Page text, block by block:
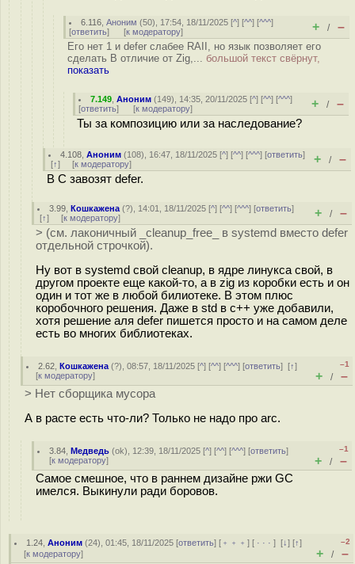
6.116 ,Аноним (50), 17:54, 18/11/2025 [^] [^^] [^^^]
[ответить] [к модератору] + / –
Его нет 1 и defer слабее RAII, но язык позволяет его
сделать В отличие от Zig,... большой текст свёрнут,
показать
7.149 ,Аноним (149), 14:35, 20/11/2025 [^] [^^] [^^^]
[ответить] [к модератору] + / –
Ты за композицию или за наследование?
4.108 ,Аноним (108), 16:47, 18/11/2025 [^] [^^] [^^^] [ответить]
[↑] [к модератору] + / –
В C завозят defer.
3.99 ,Кошкажена (?), 14:01, 18/11/2025 [^] [^^] [^^^] [ответить]
[↑] [к модератору] + / –
> (см. лаконичный _cleanup_free_ в systemd вместо defer
отдельной строчкой).
Ну вот в systemd свой cleanup, в ядре линукса свой, в
другом проекте еще какой-то, а в zig из коробки есть и он
один и тот же в любой билиотеке. В этом плюс
коробочного решения. Даже в std в с++ уже добавили,
хотя решение аля defer пишется просто и на самом деле
есть во многих библиотеках.
2.62 ,Кошкажена (?), 08:57, 18/11/2025 [^] [^^] [^^^] [ответить][↑]
[к модератору]
–1
+ / –
> Нет сборщика мусора
А в расте есть что-ли? Только не надо про arc.
3.84 ,Медведь (ok), 12:39, 18/11/2025 [^] [^^] [^^^] [ответить]
[к модератору]
–1
+ / –
Самое смешное, что в раннем дизайне ржи GC
имелся. Выкинули ради боровов.
1.24 ,Аноним (24), 01:45, 18/11/2025 [ответить] [ ﹢﹢﹢] [ · · ·][↓] [↑]
[к модератору]
–2
+ / –